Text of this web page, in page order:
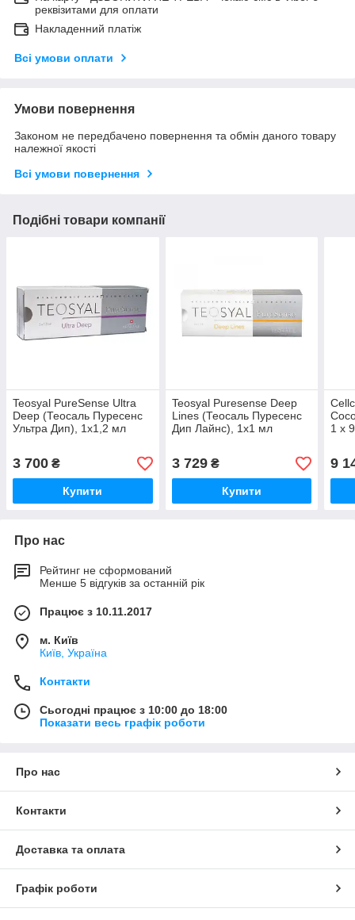
реквізитами для оплати
Накладенний платіж
Всі умови оплати
Умови повернення
Законом не передбачено повернення та обмін даного товару
належної якості
Всі умови повернення
Подібні товари компанії
Teosyal PureSense Ultra
Deep (Теосаль Пуресенс
Ультра Дип), 1x1,2 мл
3 700 ₴
Купити
Teosyal Puresense Deep
Lines (Теосаль Пуресенс
Дип Лайнс), 1x1 мл
3 729₴
Купити
1 x
9
Про нас
Рейтинг не сформований
Менше 5 відгуків за останній рік
Працює з 10.11.2017
м. Київ
Київ, Україна
Контакти
Сьогодні працює з 10:00 до 18:00
Показати весь графік роботи
Про нас
Контакти
Доставка та оплата
Графік роботи